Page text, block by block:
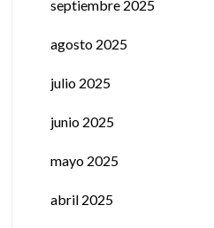
septiembre 2025
agosto 2025
julio 2025
junio 2025
mayo 2025
abril 2025